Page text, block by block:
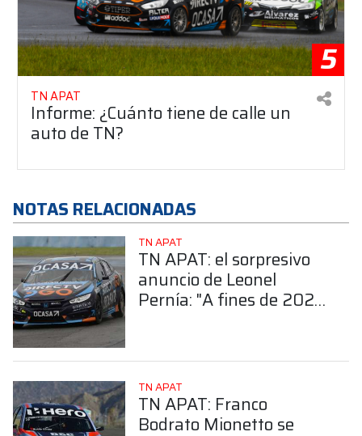
5
TN APAT
Informe: ¿Cuánto tiene de calle un
auto de TN?
NOTAS RELACIONADAS
TN APAT
TN APAT: el sorpresivo
anuncio de Leonel
Pernía: "A fines de 2028
TN APAT
TN APAT: Franco
Bodrato Mionetto se